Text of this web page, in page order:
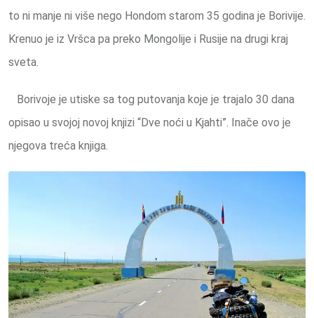
to ni manje ni više nego Hondom starom 35 godina je Borivije.
Krenuo je iz Vršca pa preko Mongolije i Rusije na drugi kraj
sveta.
Borivoje je utiske sa tog putovanja koje je trajalo 30 dana
opisao u svojoj novoj knjizi “Dve noći u Kjahti”. Inače ovo je
njegova treća knjiga.